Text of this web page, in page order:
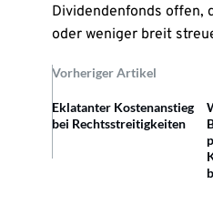
Dividendenfonds offen,
oder weniger breit
Vorheriger Artikel
Eklatanter Kostenanstieg
bei Rechtsstreitigkeiten